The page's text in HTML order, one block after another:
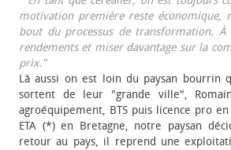
motivation première reste économique,
bout du processus de transformation.
rendements et miser davantage sur la
prix."
Là aussi on est loin du paysan bourrin
sortent de leur "grande ville",
agroéquipement, BTS puis licence pro
ETA (*) en Bretagne, notre paysan
retour au pays, il reprend une